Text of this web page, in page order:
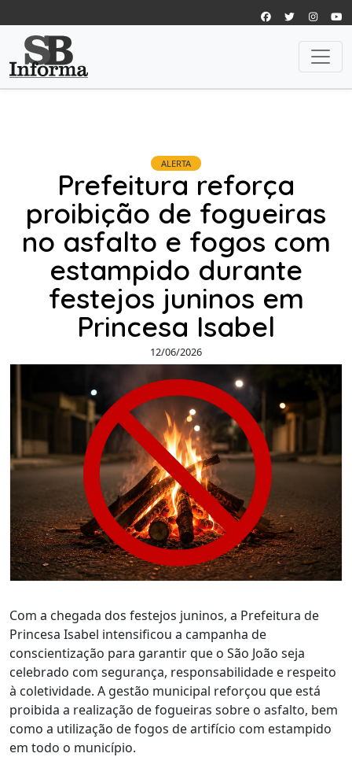
ALERTA
Prefeitura reforça
proibição de fogueiras
no asfalto e fogos com
estampido durante
festejos juninos em
Princesa Isabel
12/06/2026
Com a chegada dos festejos juninos, a Prefeitura de
Princesa Isabel intensificou a campanha de
conscientização para garantir que o São João seja
celebrado com segurança, responsabilidade e respeito
à coletividade. A gestão municipal reforçou que está
proibida a realização de fogueiras sobre o asfalto, bem
como a utilização de fogos de artifício com estampido
em todo o município.